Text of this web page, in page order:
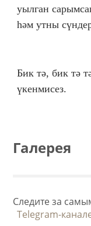
уылган
һәм утны
Бик тә, бик тә
үкенмисез.
Галерея
Следите за
Telegram-